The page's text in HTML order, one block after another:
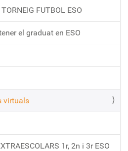
TORNEIG FUTBOL ESO
el graduat en ESO
virtuals
1r, 2n i 3r ESO